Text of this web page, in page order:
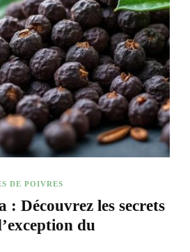
DE POIVRES
: Découvrez les secrets
du